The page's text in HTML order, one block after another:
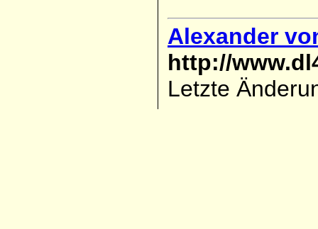
Alexander
http://
Letzte